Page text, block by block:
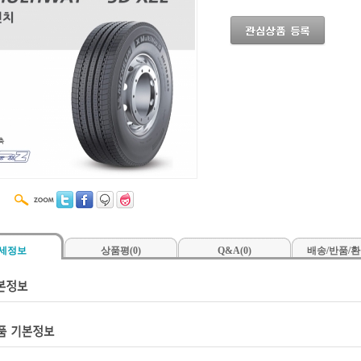
정보 상품평(0) Q&A(0) 배송/반품/